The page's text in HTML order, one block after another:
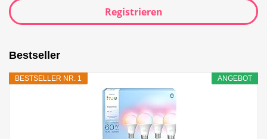
Registrieren
Bestseller
ANGEBOT
BESTSELLER NR. 1